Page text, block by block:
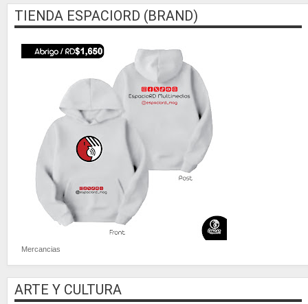
TIENDA ESPACIORD (BRAND)
Mercancias
ARTE Y CULTURA